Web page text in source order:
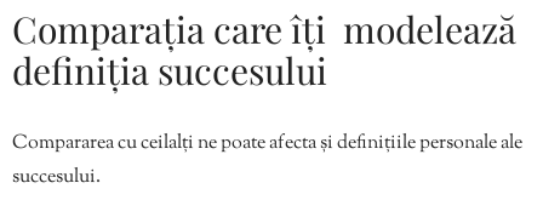
Comparația care îți modelează
definiția succesului
Compararea cu ceilalți ne poate afecta și definițiile personale ale
succesului.